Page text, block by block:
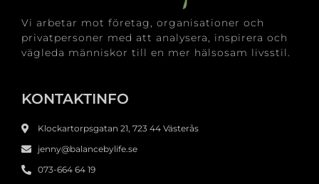
Vi arbetar mot företag, organisationer och
privatpersoner med att analysera, inspirera och
vägleda människor till en mer hälsosam livsstil.
KONTAKTINFO
Klockartorpsgatan 21, 723 44 Västerås
jenny@balancebylife.se
073-664 64 19